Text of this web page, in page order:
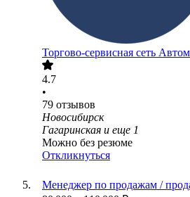
Торгово-сервисная сеть
4.7
•
79 отзывов
Новосибирск
Гагаринская и еще 1
Можно без резюме
Откликнуться
Менеджер по продажам /